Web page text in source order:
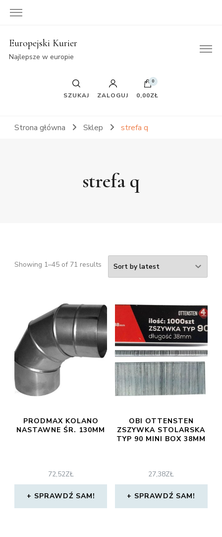
Europejski Kurier
Najlepsze w europie
SZUKAJ ZALOGUJ
0
0,00ZŁ
Strona główna Sklep strefa q
strefa q
Showing 1–45 of 71 results
PRODMAX KOLANO
NASTAWNE ŚR. 130MM
72,52ZŁ
SPRAWDŹ SAM!
OBI OTTENSTEN
ZSZYWKA STOLARSKA
TYP 90 MINI BOX 38MM
27,38ZŁ
SPRAWDŹ SAM!